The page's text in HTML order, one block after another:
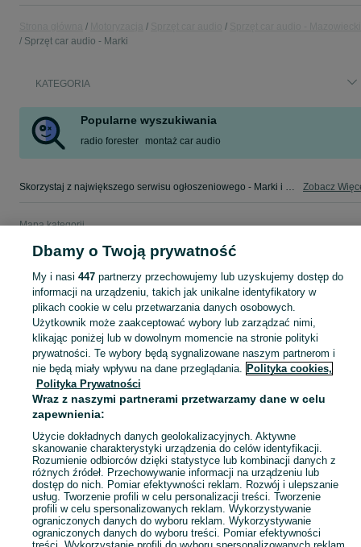
Sprzęt car audio - Marki
KATEGORIA
Popularne wyszukiwania
radio forester montaż car audio
Skorzystaj z największego serwisu ogłoszeniowego - Marki i okolice! - kupuj lub sprzedawaj jeszcze wygodniej w kategorii Sprzęt car audio! Zobacz
Mapa kategorii
Mapa miejscowości
Popularne wyszukiwania
Dbamy o Twoją prywatność
My i nasi 447partnerzy przechowujemy lub uzyskujemy dostęp do
informacji na urządzeniu, takich jak unikalne identyfikatory w
plikach cookie w celu przetwarzania danych osobowych.
Użytkownik może zaakceptować wybory lub zarządzać nimi,
klikając poniżej lub w dowolnym momencie na stronie polityki
prywatności. Te wybory będą sygnalizowane naszym partnerom i
nie będą miały wpływu na dane przeglądania. Polityka cookies,
Polityka Prywatności
Wraz z naszymi partnerami przetwarzamy dane w celu
zapewnienia:
Użycie dokładnych danych geolokalizacyjnych. Aktywne
skanowanie charakterystyki urządzenia do celów identyfikacji.
Rozumienie odbiorców dzięki statystyce lub kombinacji danych z
różnych źródeł. Przechowywanie informacji na urządzeniu lub
dostęp do nich. Pomiar efektywności reklam. Rozwój i ulepszanie
usług. Tworzenie profili w celu personalizacji treści. Tworzenie
profili w celu spersonalizowanych reklam. Wykorzystywanie
ograniczonych danych do wyboru reklam. Wykorzystywanie
ograniczonych danych do wyboru treści. Pomiar efektywności